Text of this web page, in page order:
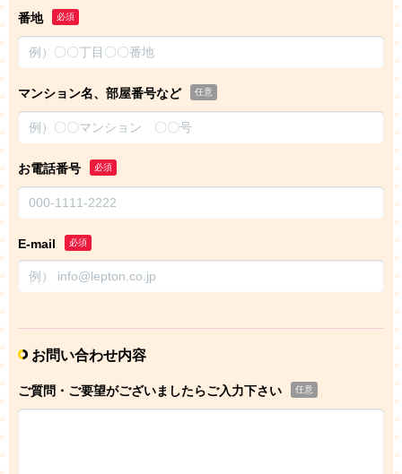
番地 必須
マンション名、部屋番号など 任意
お電話番号 必須
E-mail 必須
お問い合わせ内容
ご質問・ご要望がございましたらご入力下さい 任意